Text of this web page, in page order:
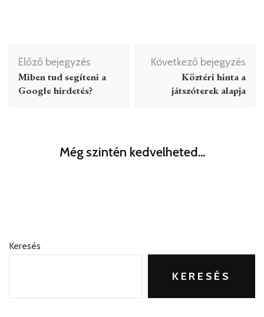
Bejegyzés
navigáció
Előző bejegyzés
Miben tud segíteni a
Google hirdetés?
Következő bejegyzés
Köztéri hinta a
játszóterek alapja
Még szintén kedvelheted...
Mosószer környezetbarát kivitelben
Keresés
KERESÉS